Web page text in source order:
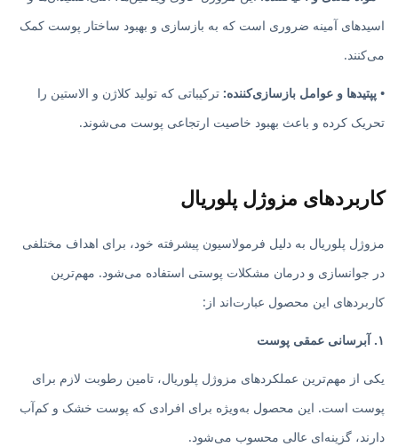
اسیدهای آمینه ضروری است که به بازسازی و بهبود ساختار پوست کمک
می‌کنند.
• پپتیدها و عوامل بازسازی‌کننده: ترکیباتی که تولید کلاژن و الاستین را
تحریک کرده و باعث بهبود خاصیت ارتجاعی پوست می‌شوند.
کاربردهای مزوژل پلوریال
مزوژل پلوریال به دلیل فرمولاسیون پیشرفته خود، برای اهداف مختلفی
در جوانسازی و درمان مشکلات پوستی استفاده می‌شود. مهم‌ترین
کاربردهای این محصول عبارت‌اند از:
۱. آبرسانی عمقی پوست
یکی از مهم‌ترین عملکردهای مزوژل پلوریال، تامین رطوبت لازم برای
پوست است. این محصول به‌ویژه برای افرادی که پوست خشک و کم‌آب
دارند، گزینه‌ای عالی محسوب می‌شود.